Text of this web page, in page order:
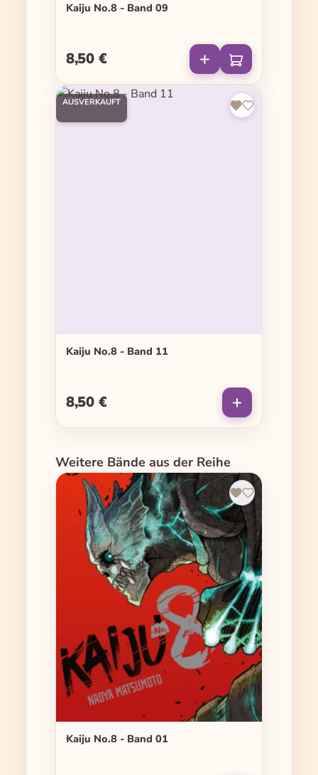
Kaiju No.8 - Band 09
Regulärer Preis:
8,50 €
AUSVERKAUFT
Kaiju No.8 - Band 11
Regulärer Preis:
8,50 €
Produktgalerie überspringen
Weitere Bände aus der Reihe
Kaiju No.8 - Band 01